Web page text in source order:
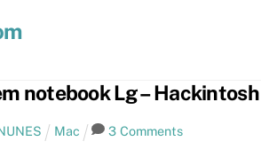
notebook Lg – Hackintosh
Mac 3 Comments